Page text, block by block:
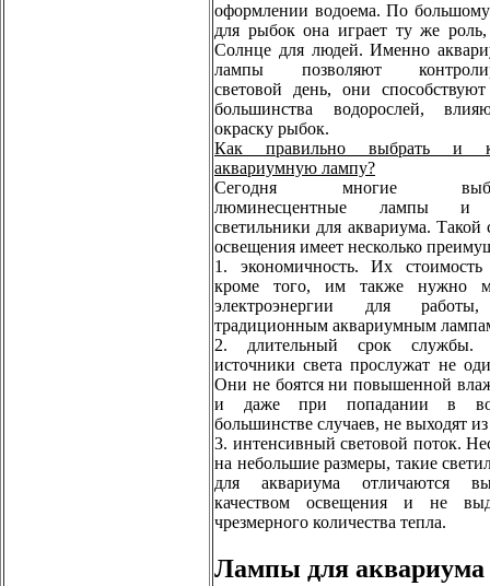
оформлении водоема. По большому
для рыбок она играет ту же
Солнце для людей. Именно
лампы позволяют
световой день, они
большинства водорослей,
окраску рыбок.
Как правильно выбрать и
аквариумную лампу?
Сегодня многие
люминесцентные лампы
светильники для аквариума. Такой
освещения имеет несколько
1. экономичность. Их
кроме того, им также нужно
электроэнергии для
традиционным аквариумным
2. длительный срок службы.
источники света прослужат не
Они не боятся ни повышенной
и даже при попадании в
большинстве случаев, не выходят из
3. интенсивный световой поток.
на небольшие размеры, такие
для аквариума отличаются
качеством освещения и не
чрезмерного количества тепла.
Лампы для аквариума